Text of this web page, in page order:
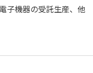
電子機器の受託生産、他